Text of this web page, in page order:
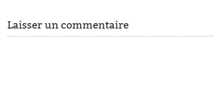
Laisser un commentaire